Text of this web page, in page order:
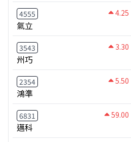
4555 4.25
氣立
3543 3.30
州巧
2354 5.50
鴻準
6831 59.00
邁科